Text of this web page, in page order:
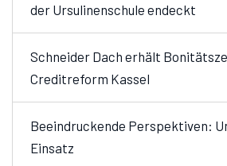
der Ursulinenschule endeckt
Schneider Dach erhält
Creditreform Kassel
Beeindruckende Perspektiven:
Einsatz